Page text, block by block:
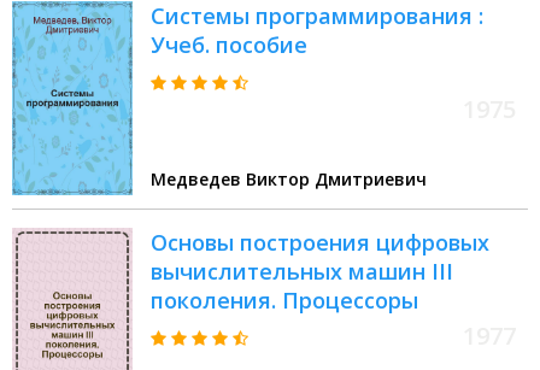
Системы программирования :
Учеб. пособие
Медведев Виктор Дмитриевич
Основы построения цифровых
вычислительных машин III
поколения. Процессоры